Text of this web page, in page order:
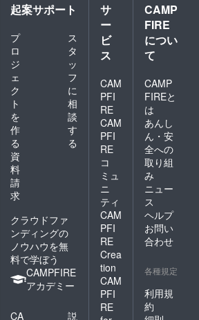
起案サポート
プ
ロ
ジ
ェ
ク
ト
を
作
る
ス
タ
ッ
フ
に
相
談
す
る
資
料
請
求
クラウドファ
ンディングの
ノウハウを無
料で学ぼう
CAMPFIRE
アカデミー
CA
説
サ
ー
ビ
ス
CAM
PFI
RE
CAM
PFI
RE
コ
ミュ
ニ
ティ
CAM
PFI
RE
Crea
tion
CAM
PFI
RE
CAMP
FIRE
につい
て
CAMP
FIREと
は
あんし
ん・安
全への
取り組
み
ニュー
ス
ヘルプ
お問い
合わせ
各種規定
利用規
約